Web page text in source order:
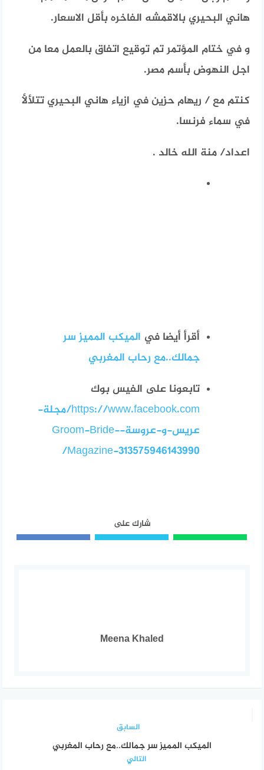
هاني البحيري بالاقمشه الفاخره بأقل الاسعار.
و في ختام المؤتمر تم توقيع اتفاق بالعمل معا من
اجل النهوض بأسم مصر.
كنتم مع / ريهام حزين في ازياء هاني البحيري تتلألأ
في سماء فرنسا.
اعداد/ منة الله خالد .
أقرأ أيضا في الميكب المميز سر
جمالك..مع رحاب المغربي
تابعونا على الفيس بوك
https://www.facebook.com/مجلة-
عريس-و-عروسة-Groom-Bride-
Magazine-313575946143990/
شارك على
Meena Khaled
السابق
الميكب المميز سر جمالك..مع رحاب المغربي
التالي